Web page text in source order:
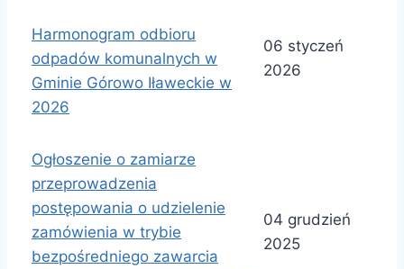
Harmonogram odbioru
odpadów komunalnych w
Gminie Górowo Iławeckie w
2026
06 styczeń
2026
Ogłoszenie o zamiarze
przeprowadzenia
postępowania o udzielenie
zamówienia w trybie
bezpośredniego zawarcia
04 grudzień
2025